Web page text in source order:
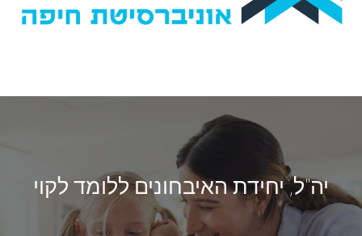
יה"ל, יחידת האיבחונים ללומד לקוי